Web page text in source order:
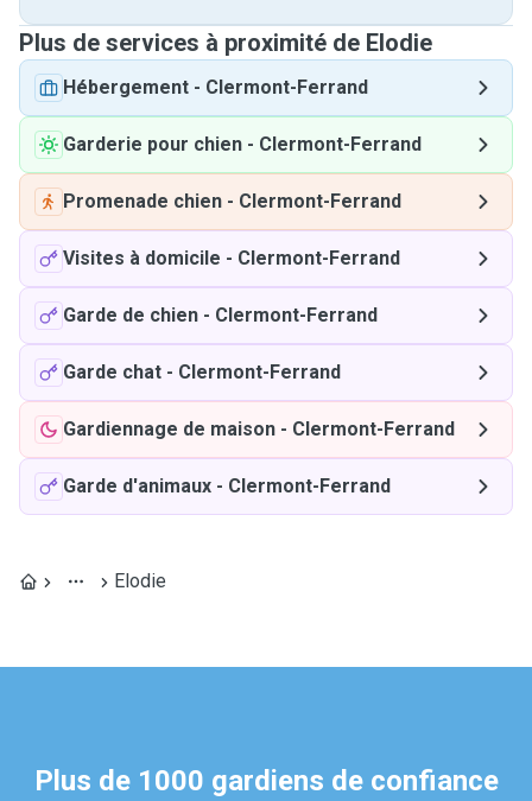
Plus de services à proximité de Elodie
Hébergement - Clermont-Ferrand
Garderie pour chien - Clermont-Ferrand
Promenade chien - Clermont-Ferrand
Visites à domicile - Clermont-Ferrand
Garde de chien - Clermont-Ferrand
Garde chat - Clermont-Ferrand
Gardiennage de maison - Clermont-Ferrand
Garde d'animaux - Clermont-Ferrand
Elodie
Plus de 1000 gardiens de confiance